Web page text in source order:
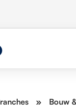
» Bouw